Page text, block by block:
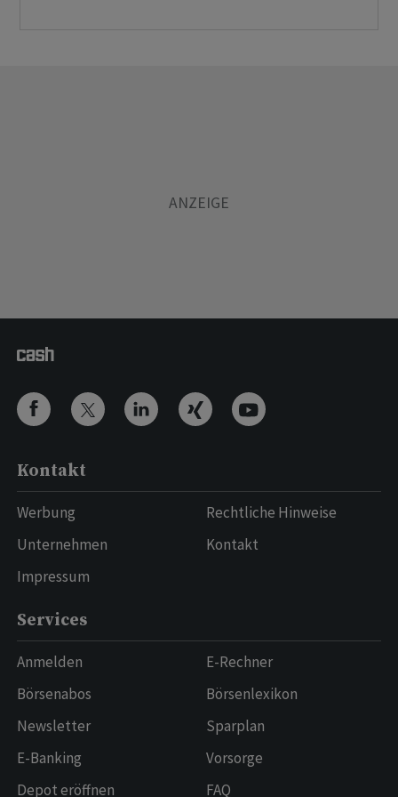
Kontakt
Werbung
Unternehmen
Impressum
Rechtliche Hinweise
Kontakt
Services
Anmelden
Börsenabos
Newsletter
E-Banking
Depot eröffnen
E-Rechner
Börsenlexikon
Sparplan
Vorsorge
FAQ